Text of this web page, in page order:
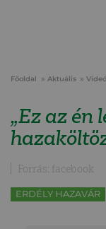
Főoldal Aktuális Videó
„Ez az én
Forrás: facebook
ERDÉLY HAZAVÁR